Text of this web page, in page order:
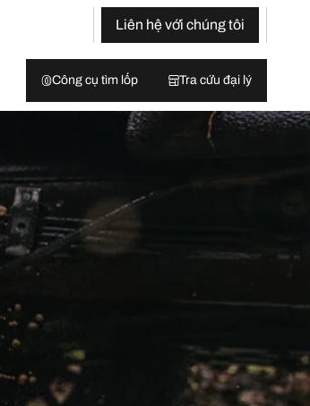
Liên hệ với chúng tôi
Công cụ tìm lốp Tra cứu đại lý